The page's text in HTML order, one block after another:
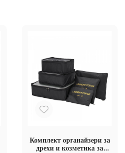
Комплект органайзери за
дрехи и козметика за